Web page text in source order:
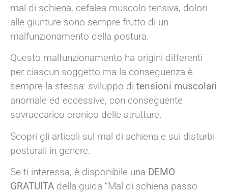
mal di schiena, cefalea muscolo tensiva, dolori
alle giunture sono sempre frutto di un
malfunzionamento della postura.
Questo malfunzionamento ha origini differenti
per ciascun soggetto ma la conseguenza è
sempre la stessa: sviluppo di tensioni muscolari
anomale ed eccessive, con conseguente
sovraccarico cronico delle strutture.
Scopri gli articoli sul mal di schiena e sui disturbi
posturali in genere.
Se ti interessa, è disponibile una DEMO
GRATUITA della guida “Mal di schiena passo